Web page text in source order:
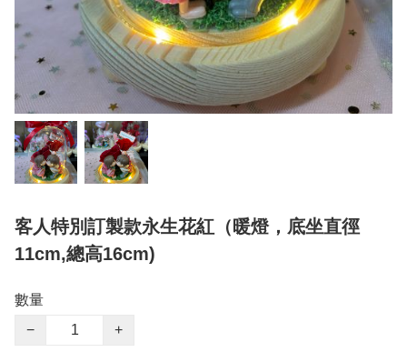
客人特別訂製款永生花紅（暖燈，底坐直徑
11cm,總高16cm)
數量
−
+